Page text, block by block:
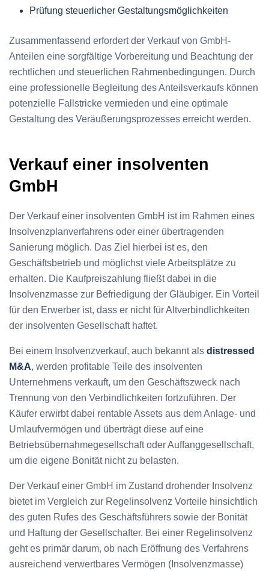
Prüfung steuerlicher Gestaltungsmöglichkeiten
Zusammenfassend erfordert der Verkauf von GmbH-
Anteilen eine sorgfältige Vorbereitung und Beachtung der
rechtlichen und steuerlichen Rahmenbedingungen. Durch
eine professionelle Begleitung des Anteilsverkaufs können
potenzielle Fallstricke vermieden und eine optimale
Gestaltung des Veräußerungsprozesses erreicht werden.
Verkauf einer insolventen
GmbH
Der Verkauf einer insolventen GmbH ist im Rahmen eines
Insolvenzplanverfahrens oder einer übertragenden
Sanierung möglich. Das Ziel hierbei ist es, den
Geschäftsbetrieb und möglichst viele Arbeitsplätze zu
erhalten. Die Kaufpreiszahlung fließt dabei in die
Insolvenzmasse zur Befriedigung der Gläubiger. Ein Vorteil
für den Erwerber ist, dass er nicht für Altverbindlichkeiten
der insolventen Gesellschaft haftet.
Bei einem Insolvenzverkauf, auch bekannt als distressed
M&A, werden profitable Teile des insolventen
Unternehmens verkauft, um den Geschäftszweck nach
Trennung von den Verbindlichkeiten fortzuführen. Der
Käufer erwirbt dabei rentable Assets aus dem Anlage- und
Umlaufvermögen und überträgt diese auf eine
Betriebsübernahmegesellschaft oder Auffanggesellschaft,
um die eigene Bonität nicht zu belasten.
Der Verkauf einer GmbH im Zustand drohender Insolvenz
bietet im Vergleich zur Regelinsolvenz Vorteile hinsichtlich
des guten Rufes des Geschäftsführers sowie der Bonität
und Haftung der Gesellschafter. Bei einer Regelinsolvenz
geht es primär darum, ob nach Eröffnung des Verfahrens
ausreichend verwertbares Vermögen (Insolvenzmasse)